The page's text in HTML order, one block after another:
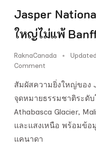
Jasper
ใหญ่ไม่แพ้
RaknaCanada
Comment
National
Park
ยิ่ง
ใหญ่
สัมผัสความยิ่งใหญ่ของ
จุดหมายธรรมชาติระดั
Athabasca Glacier,
และแสงเหนือ พร้อมข้อ
แคนาดา